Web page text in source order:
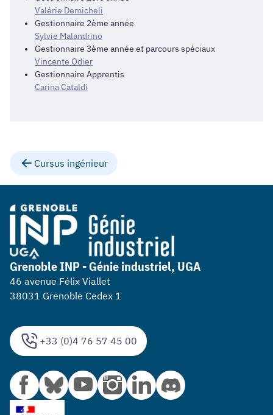
Valérie Demicheli
Gestionnaire 2ème année
Sylvie Malandrino
Gestionnaire 3ème année et parcours spéciaux
Vincente Odier
Gestionnaire Apprentis
Carina Cataldi
Cursus ingénieur
+33 (0)4 76 57 45 00
Grenoble INP - Génie industriel, UGA
46 avenue Félix Viallet
38031 Grenoble Cedex 1